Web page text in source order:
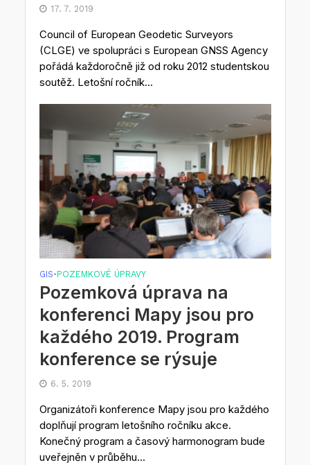
17. 7. 2019
Council of European Geodetic Surveyors
(CLGE) ve spolupráci s European GNSS Agency
pořádá každoročně již od roku 2012 studentskou
soutěž. Letošní ročník...
GIS•POZEMKOVÉ ÚPRAVY
Pozemková úprava na
konferenci Mapy jsou pro
každého 2019. Program
konference se rýsuje
6. 5. 2019
Organizátoři konference Mapy jsou pro každého
doplňují program letošního ročníku akce.
Konečný program a časový harmonogram bude
uveřejněn v průběhu...